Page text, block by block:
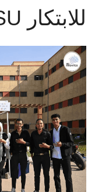
قمة ASU للابتكار